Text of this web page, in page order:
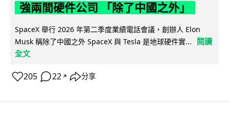
強兩間硬件公司 「除了中國之外」
SpaceX 舉行 2026 年第二季度業績電話會議，創辦人 Elon
Musk 稱除了中國之外 SpaceX 與 Tesla 是地球硬件實...
閱讀
全文
205 22 ↗ 分享